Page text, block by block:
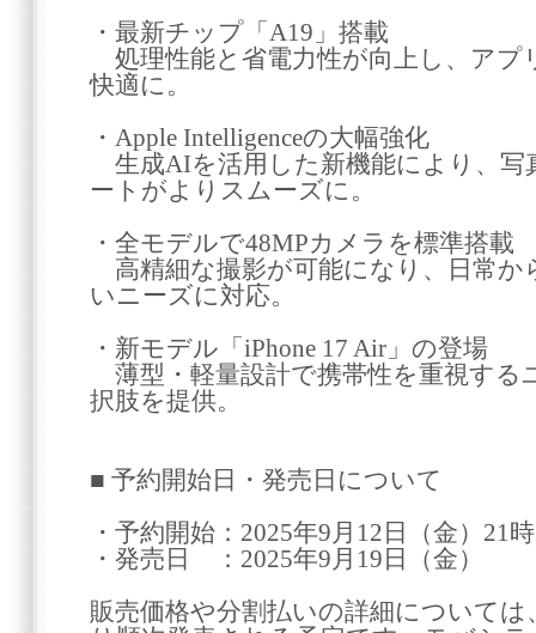
・最新チップ「A19」搭載
処理性能と省電力性が向上し、アプ
快適に。
・Apple Intelligenceの大幅強化
生成AIを活用した新機能により、写
ートがよりスムーズに。
・全モデルで48MPカメラを標準搭載
高精細な撮影が可能になり、日常か
いニーズに対応。
・新モデル「iPhone 17 Air」の登場
薄型・軽量設計で携帯性を重視する
択肢を提供。
■ 予約開始日・発売日について
・予約開始：2025年9月12日（金）21
・発売日 ：2025年9月19日（金）
販売価格や分割払いの詳細について